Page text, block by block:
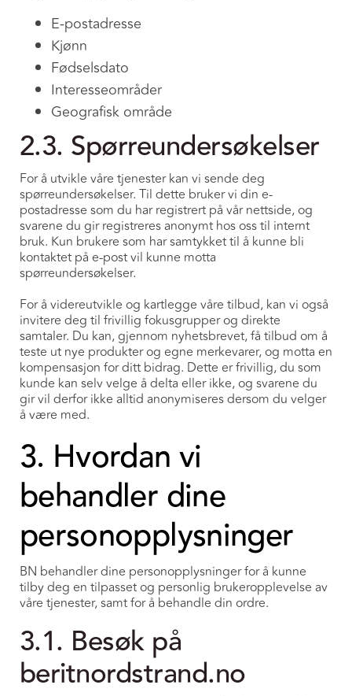
E-postadresse
Kjønn
Fødselsdato
Interesseområder
Geografisk område
2.3. Spørreundersøkelser
For å utvikle våre tjenester kan vi sende deg
spørreundersøkelser. Til dette bruker vi din e-
postadresse som du har registrert på vår nettside, og
svarene du gir registreres anonymt hos oss til internt
bruk. Kun brukere som har samtykket til å kunne bli
kontaktet på e-post vil kunne motta
spørreundersøkelser.
For å videreutvikle og kartlegge våre tilbud, kan vi også
invitere deg til frivillig fokusgrupper og direkte
samtaler. Du kan, gjennom nyhetsbrevet, få tilbud om å
teste ut nye produkter og egne merkevarer, og motta en
kompensasjon for ditt bidrag. Dette er frivillig, du som
kunde kan selv velge å delta eller ikke, og svarene du
gir vil derfor ikke alltid anonymiseres dersom du velger
å være med.
3. Hvordan vi
behandler dine
personopplysninger
BN behandler dine personopplysninger for å kunne
tilby deg en tilpasset og personlig brukeropplevelse av
våre tjenester, samt for å behandle din ordre.
3.1. Besøk på
beritnordstrand.no